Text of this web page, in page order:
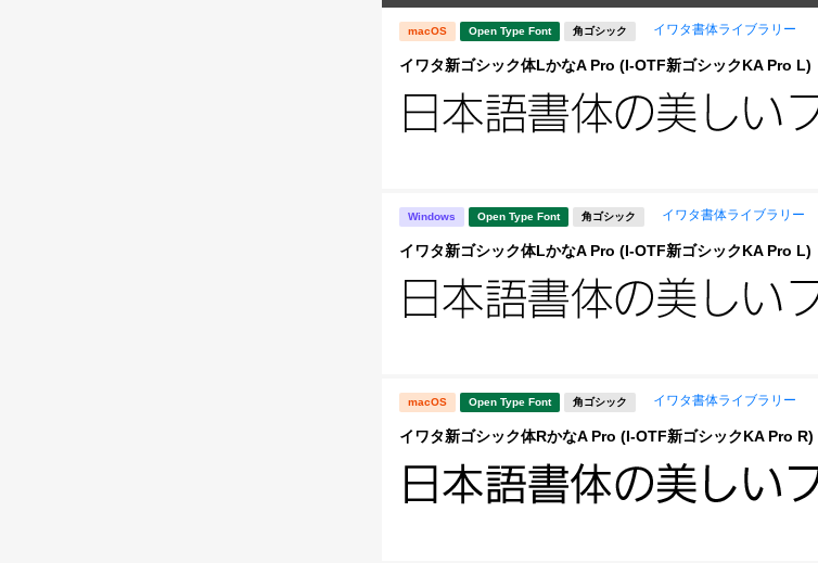
macOS Open Type Font 角ゴシック イワタ書体ライブラリー
イワタ新ゴシック体LかなA Pro (I-OTF新ゴシックKA Pro L)
Windows Open Type Font 角ゴシック イワタ書体ライブラリー
イワタ新ゴシック体LかなA Pro (I-OTF新ゴシックKA Pro L)
macOS Open Type Font 角ゴシック イワタ書体ライブラリー
イワタ新ゴシック体RかなA Pro (I-OTF新ゴシックKA Pro R)